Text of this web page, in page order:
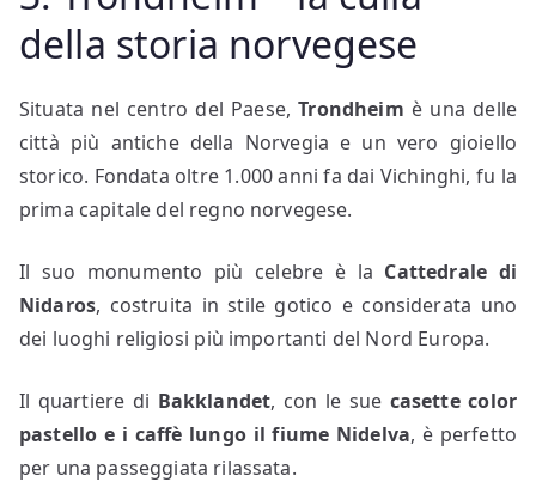
della storia norvegese
Situata nel centro del Paese,Trondheim è una delle
città più antiche della Norvegia e un vero gioiello
storico. Fondata oltre 1.000 anni fa dai Vichinghi, fu la
prima capitale del regno norvegese.
Il suo monumento più celebre è la Cattedrale di
Nidaros, costruita in stile gotico e considerata uno
dei luoghi religiosi più importanti del Nord Europa.
Il quartiere di Bakklandet, con le sue casette color
pastello e i caffè lungo il fiume Nidelva, è perfetto
per una passeggiata rilassata.